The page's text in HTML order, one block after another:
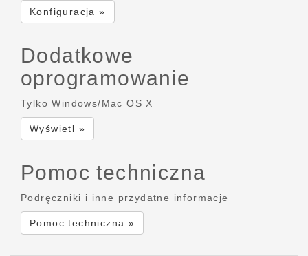
Konfiguracja »
Dodatkowe
oprogramowanie
Tylko Windows/Mac OS X
Wyświetl »
Pomoc techniczna
Podręczniki i inne przydatne informacje
Pomoc techniczna »